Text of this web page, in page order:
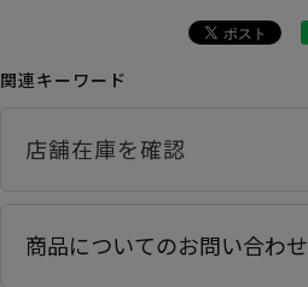
関連キーワード
商品についてのお問い合わせ